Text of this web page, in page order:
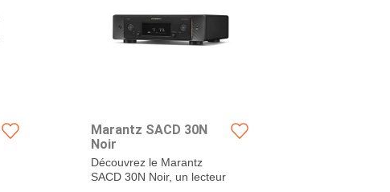
Marantz SACD 30N
Noir
Découvrez le Marantz
SACD 30N Noir, un lecteur